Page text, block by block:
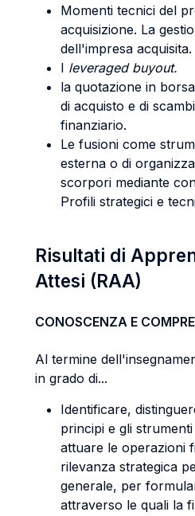
Momenti tecnici del
acquisizione. La
dell'impresa acquisita.
I leveraged buyout.
la quotazione in
di acquisto e di
finanziario.
Le fusioni come
esterna o di
scorpori mediante
Profili strategici e
Risultati di
Attesi (RAA)
CONOSCENZA E
Al termine
in grado di...
Identificare,
principi e gli
attuare le operazioni
rilevanza strategica
generale, per
attraverso le quali la